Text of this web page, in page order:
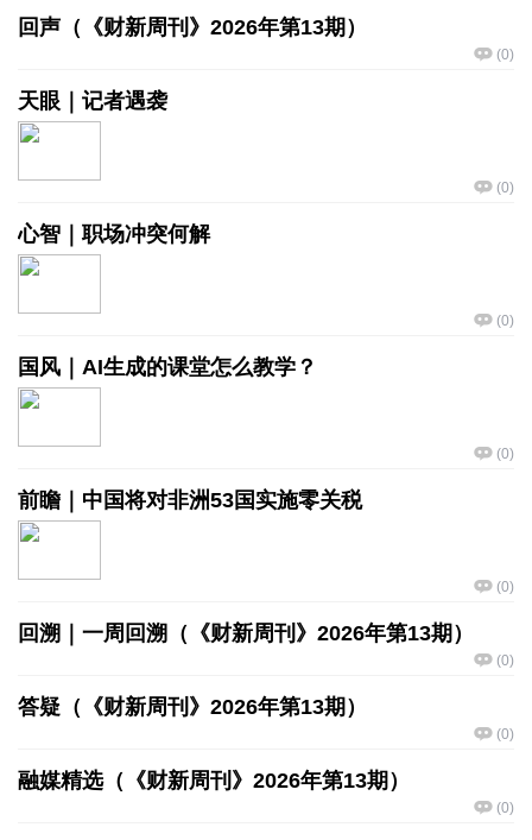
回声（《财新周刊》2026年第13期）
(0)
天眼｜记者遇袭
(0)
心智｜职场冲突何解
(0)
国风｜AI生成的课堂怎么教学？
(0)
前瞻｜中国将对非洲53国实施零关税
(0)
回溯｜一周回溯（《财新周刊》2026年第13期）
(0)
答疑（《财新周刊》2026年第13期）
(0)
融媒精选（《财新周刊》2026年第13期）
(0)